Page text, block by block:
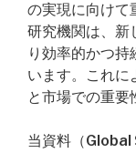
の実現に向けて
研究機関は、新
り効率的かつ
います。これに
と市場での重要
当資料（